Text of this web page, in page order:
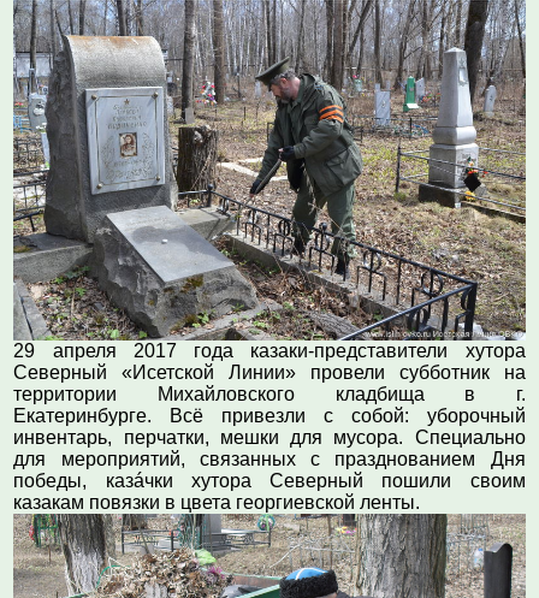
29 апреля 2017 года казаки-представители хутора
Северный «Исетской Линии» провели субботник на
территории Михайловского кладбища в г.
Екатеринбурге. Всё привезли с собой: уборочный
инвентарь, перчатки, мешки для мусора. Специально
для мероприятий, связанных с празднованием Дня
победы, казáчки хутора Северный пошили своим
казакам повязки в цвета георгиевской ленты.